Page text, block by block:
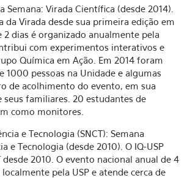
Semana: Virada Científica (desde 2014).
da Virada desde sua primeira edição em
2 dias é organizado anualmente pela
com experimentos interativos e
Química em Ação. Em 2014 foram
1000 pessoas na Unidade e algumas
de acolhimento do evento, em sua
seus familiares. 20 estudantes de
como monitores.
e Tecnologia (SNCT): Semana
e Tecnologia (desde 2010). O IQ-USP
desde 2010. O evento nacional anual de 4
pela USP e atende cerca de